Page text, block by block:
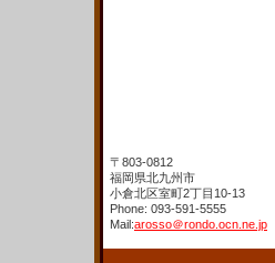
〒803-0812
福岡県北九州市
小倉北区室町2丁目10-13
Phone: 093-591-5555
Mail:arosso＠rondo.ocn.ne.jp